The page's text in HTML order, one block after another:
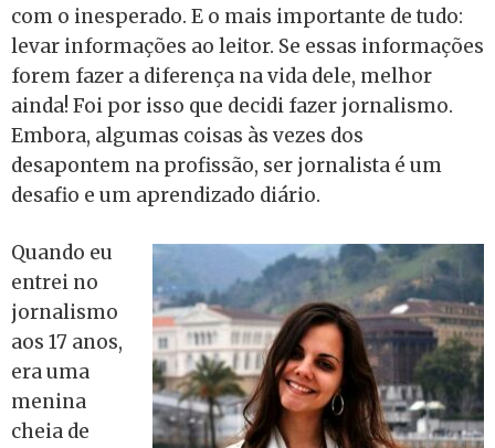
com o inesperado. E o mais importante de tudo:
levar informações ao leitor. Se essas informações
forem fazer a diferença na vida dele, melhor
ainda! Foi por isso que decidi fazer jornalismo.
Embora, algumas coisas às vezes dos
desapontem na profissão, ser jornalista é um
desafio e um aprendizado diário.
Quando eu
entrei no
jornalismo
aos 17 anos,
era uma
menina
cheia de